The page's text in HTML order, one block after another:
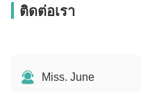
ติดต่อเรา
Miss. June